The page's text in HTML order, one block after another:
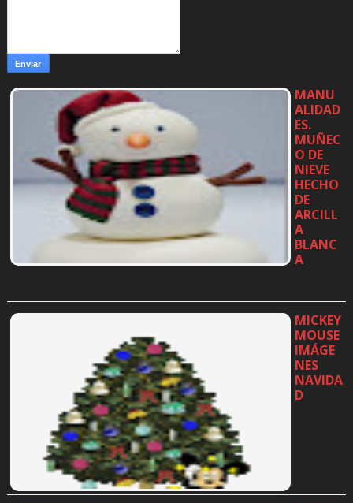
MANU
ALIDAD
ES.
MUÑEC
O DE
NIEVE
HECHO
DE
ARCILL
A
BLANC
A
MICKEY
MOUSE
IMÁGE
NES
NAVIDA
D